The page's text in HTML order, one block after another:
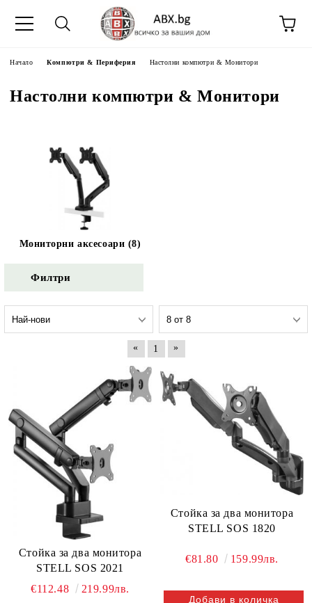
Начало Компютри & Периферия Настолни компютри & Монитори
Настолни компютри & Монитори
Мониторни аксесоари (8)
Филтри
« 1 »
Стойка за два монитора
STELL SOS 2021
€112.48
219.99лв.
Стойка за два монитора
STELL SOS 1820
€81.80 159.99лв.